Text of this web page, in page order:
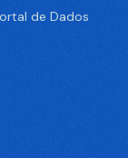
de Dados